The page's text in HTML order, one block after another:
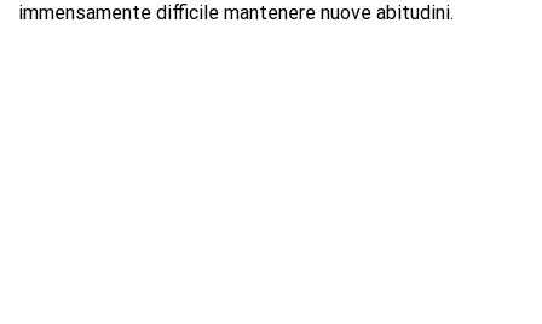
immensamente difficile mantenere nuove abitudini.